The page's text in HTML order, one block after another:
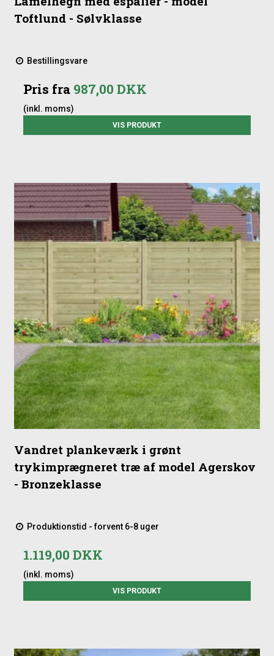
Toftlund - Sølvklasse
Bestillingsvare
Pris fra 987,00 DKK
(inkl. moms)
VIS PRODUKT
Vandret plankeværk i grønt
trykimprægneret træ af model Agerskov
- Bronzeklasse
Produktionstid - forvent 6-8 uger
1.119,00 DKK
(inkl. moms)
VIS PRODUKT